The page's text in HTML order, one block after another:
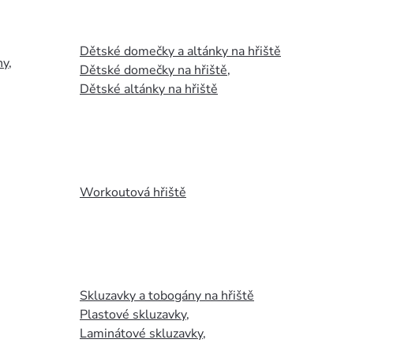
,
Dětské domečky a altánky na hřiště
Dětské domečky na hřiště,
Dětské altánky na hřiště
Workoutová hřiště
Skluzavky a tobogány na hřiště
Plastové skluzavky,
Laminátové skluzavky,